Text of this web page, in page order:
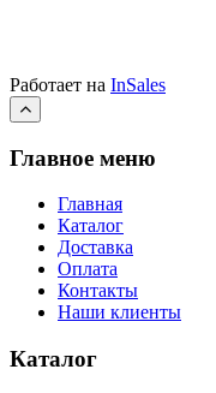
Работает на InSales
Главное меню
Главная
Каталог
Доставка
Оплата
Контакты
Наши клиенты
Каталог